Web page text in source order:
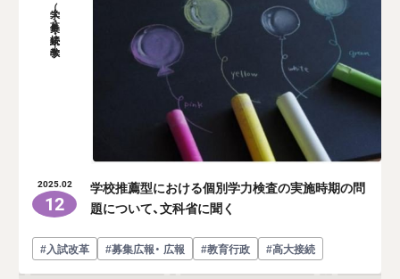
大学（募集・接続・教学）
2025.02
12
学校推薦型における個別学力検査の実施時期の問
題について、文科省に聞く
#入試改革 #募集広報・ 広報 #教育行政 #高大接続